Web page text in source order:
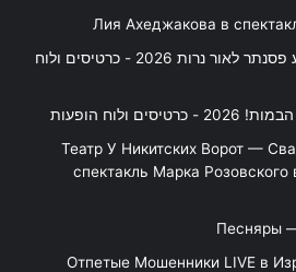
Лия Ахеджакова в
משופן ועד AC/DC - מופע פסנתר לאור נרות 2026 - כרטיסים ולוח
ולוח הופעות
"Театр У Никитских Ворот —
спектакль Марка
Отпетые Мошенники LIVE в